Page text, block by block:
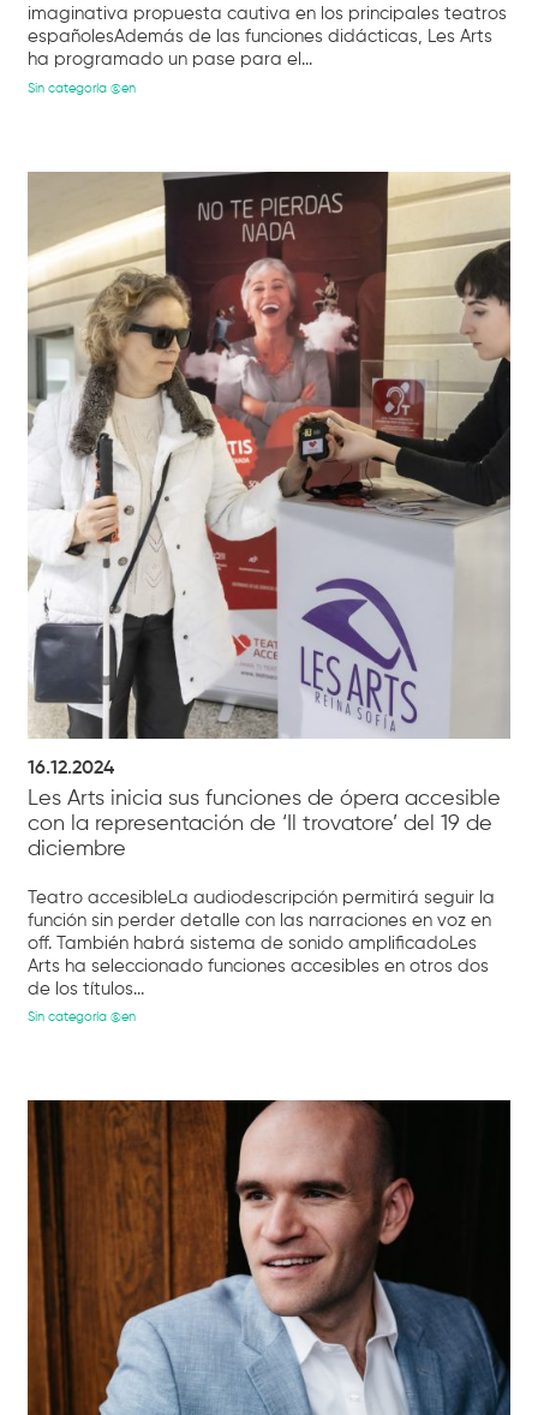
imaginativa propuesta cautiva en los principales teatros
españolesAdemás de las funciones didácticas, Les Arts
ha programado un pase para el...
Sin categoría @en
16.12.2024
Les Arts inicia sus funciones de ópera accesible
con la representación de ‘Il trovatore’ del 19 de
diciembre
Teatro accesibleLa audiodescripción permitirá seguir la
función sin perder detalle con las narraciones en voz en
off. También habrá sistema de sonido amplificadoLes
Arts ha seleccionado funciones accesibles en otros dos
de los títulos...
Sin categoría @en